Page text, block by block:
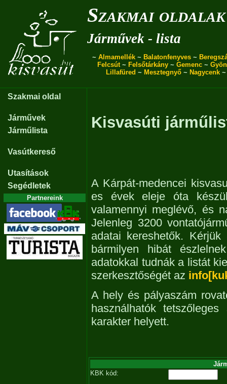
Szakmai oldalak
Járművek - lista
~ Almamellék ~ Balatonfenyves ~
Felcsút~ Felsőtárkány ~ Gemenc ~
Lillafüred ~ Mesztegnyő~ Nagycenk
Szakmai oldal
Járművek
Járműlista
Vasútkereső
Utasítások
Segédletek
Partnereink
Kisvasúti
A Kárpát-medencei
es évek eleje óta
valamennyi meglévő, és
Jelenleg 3200
adatai kereshetők.
bármilyen hibát
adatokkal tudnák a listát
szerkesztőségét az
A hely és pályaszám
használhatók
karakter helyett.
KBK kód: